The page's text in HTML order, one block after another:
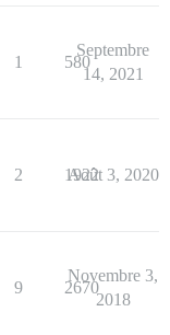
1 580
Septembre
14, 2021
2 1922
Août 3, 2020
9 2670
Novembre 3,
2018